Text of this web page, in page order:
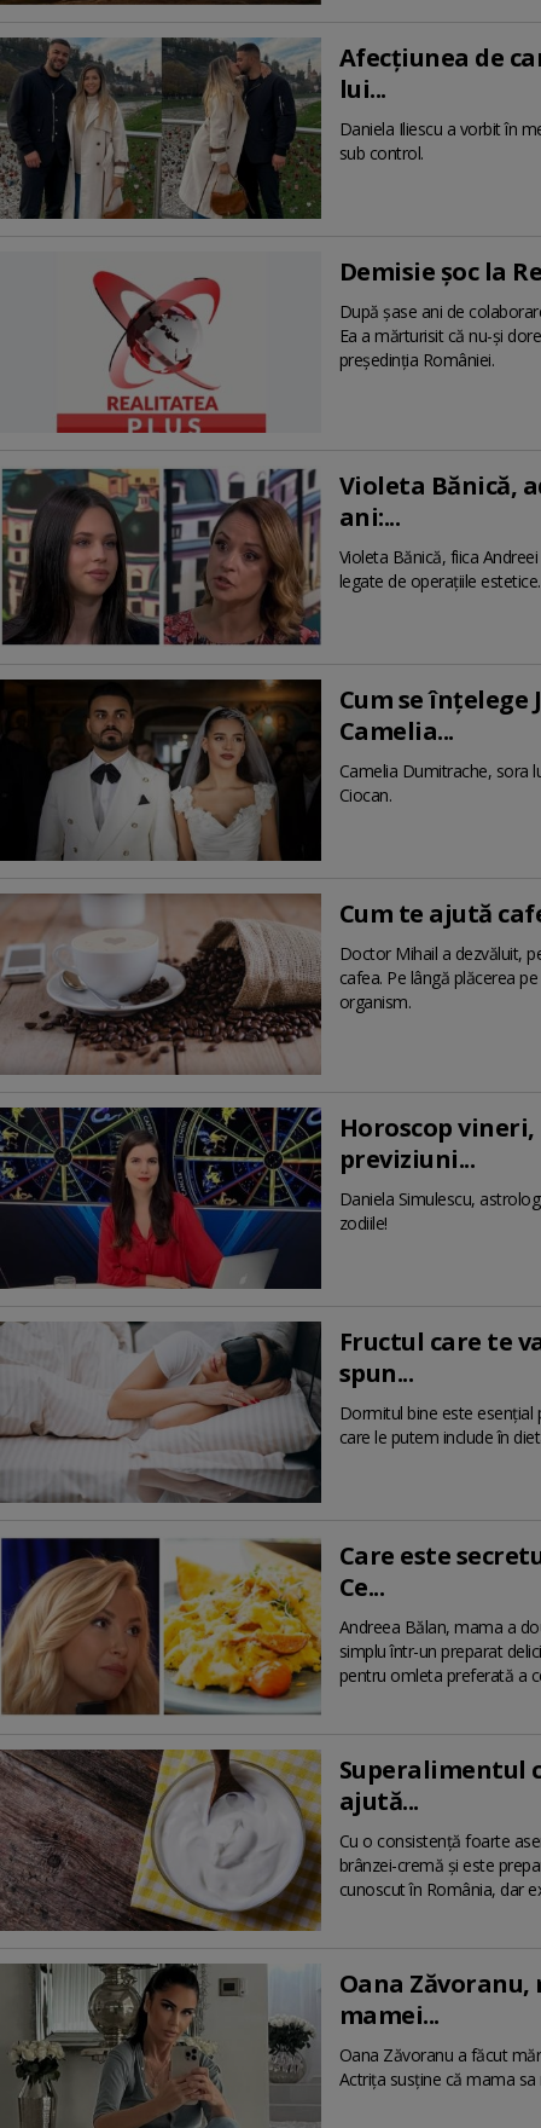
Afecțiunea de
lui...
Daniela Iliescu a vorbit în
sub control.
Demisie șoc la
După șase ani de
Ea a mărturisit că nu-și
președinția României.
Violeta Bănică,
ani:...
Violeta Bănică, fiica
legate de operațiile
Cum se înțelege
Camelia...
Camelia Dumitrache, sora
Ciocan.
Cum te ajută
Doctor Mihail a dezvăluit,
cafea. Pe lângă plăcerea
organism.
Horoscop vineri,
previziuni...
Daniela Simulescu,
zodiile!
Fructul care te
spun...
Dormitul bine este
care le putem include în
Care este
Ce...
Andreea Bălan, mama a
simplu într-un preparat
pentru omleta preferată a
Superalimentul
ajută...
Cu o consistență foarte
brânzei-cremă și este
cunoscut în România, dar
Oana
mamei...
Oana Zăvoranu a făcut
Actrița susține că mama